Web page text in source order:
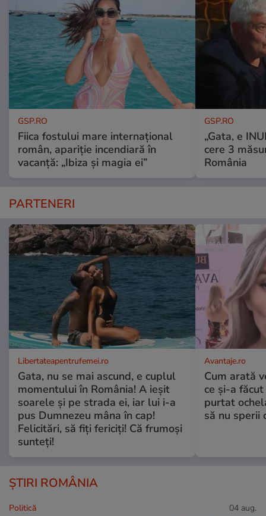
GSP.RO
Fiica fostului mare internațional
român, apariție incendiară în
vacanță: „Ibiza și magia ei”
GSP.RO
„Gata, e
cere 3
România
PARTENERI
Libertateapentrufemei.ro
Gata, nu se mai ascund, e cuplul
momentului în România! A ieșit
soarele și pe strada ei, iar lui i-a
pus Dumnezeu mâna în cap!
Felicitări, să fiți fericiți! Că frumoși
sunteți!
Avantaje.ro
Cum arată
ce și-a
purtat
să nu sperii
ȘTIRI ROMÂNIA
Politică 04 aug.